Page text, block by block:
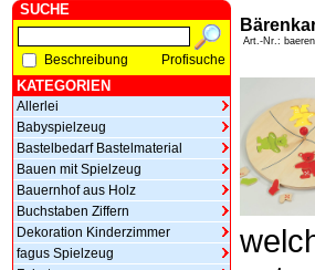
SUCHE
Beschreibung Profisuche
KATEGORIEN
Allerlei
Babyspielzeug
Bastelbedarf Bastelmaterial
Bauen mit Spielzeug
Bauernhof aus Holz
Buchstaben Ziffern
Dekoration Kinderzimmer
fagus Spielzeug
Art.-Nr.: